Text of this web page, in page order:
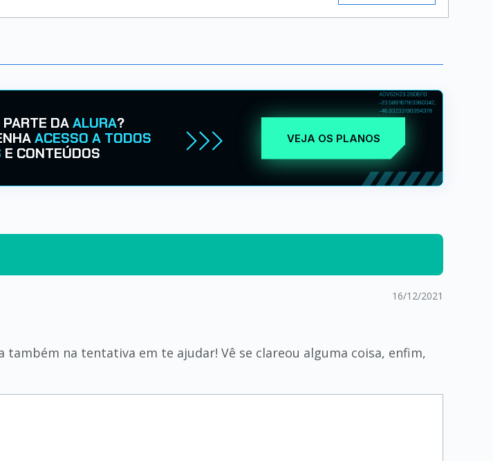
DAALURA?
ACESSO A TODOS
E CONTEÚDOS
VEJA OS PLANOS
16/12/2021
na tentativa em te ajudar! Vê se clareou alguma coisa, enfim,